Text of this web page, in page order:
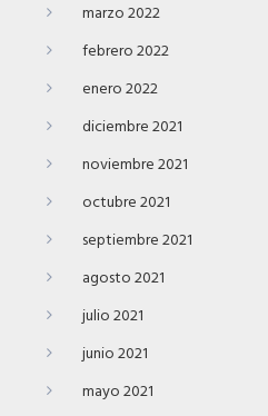
marzo 2022
febrero 2022
enero 2022
diciembre 2021
noviembre 2021
octubre 2021
septiembre 2021
agosto 2021
julio 2021
junio 2021
mayo 2021